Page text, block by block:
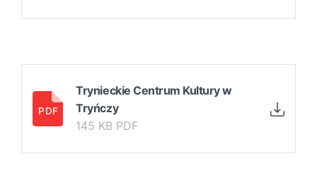
Trynieckie Centrum Kultury w
Tryńczy
145 KB PDF